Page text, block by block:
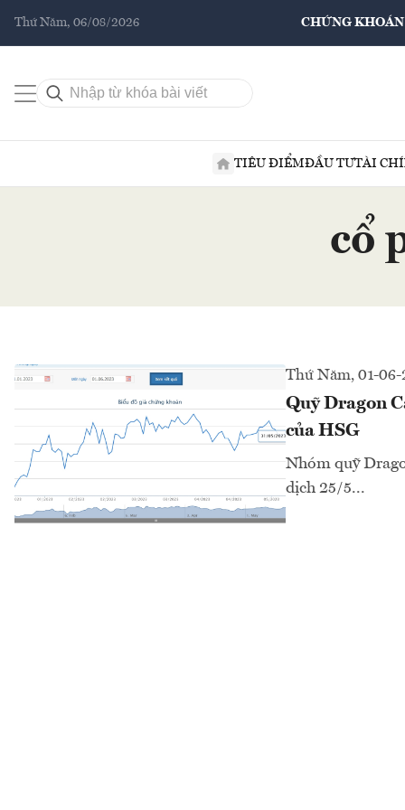
Thứ Năm, 06/08/2026 CHỨNG KHOÁN
TIÊU ĐIỂMĐẦU TƯTÀI
cổ
Thứ Năm, 01-06-
Quỹ Dragon
của HSG
Nhóm quỹ
dịch 25/5...